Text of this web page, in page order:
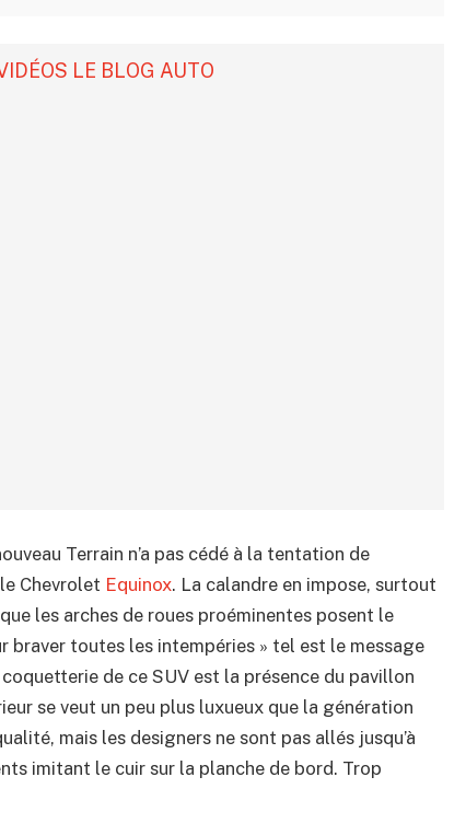
LE BLOG AUTO
Terrain n’a pas cédé à la tentation de
Chevrolet Equinox. La calandre en impose, surtout
les arches de roues proéminentes posent le
braver toutes les intempéries » tel est le message
de ce SUV est la présence du pavillon
se veut un peu plus luxueux que la génération
mais les designers ne sont pas allés jusqu’à
imitant le cuir sur la planche de bord. Trop